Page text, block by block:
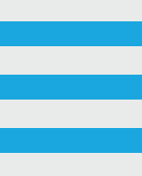
policy